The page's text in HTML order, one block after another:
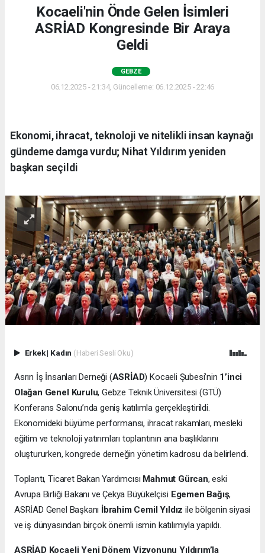
Kocaeli'nin Önde Gelen İsimleri
ASRİAD Kongresinde Bir Araya
Geldi
GEBZE
06.12.2025 - 21:34, Güncelleme: 06.12.2025 - 22:46
Ekonomi, ihracat, teknoloji ve nitelikli insan kaynağı
gündeme damga vurdu; Nihat Yıldırım yeniden
başkan seçildi
Erkek| Kadın (Haberi Sesli Oku)
Asrın İş İnsanları Derneği (ASRİAD) Kocaeli Şubesi’nin 1’inci
Olağan Genel Kurulu, Gebze Teknik Üniversitesi (GTÜ)
Konferans Salonu’nda geniş katılımla gerçekleştirildi.
Ekonomideki büyüme performansı, ihracat rakamları, mesleki
eğitim ve teknoloji yatırımları toplantının ana başlıklarını
oluştururken, kongrede derneğin yönetim kadrosu da belirlendi.
Toplantı, Ticaret Bakan Yardımcısı Mahmut Gürcan, eski
Avrupa Birliği Bakanı ve Çekya Büyükelçisi Egemen Bağış,
ASRİAD Genel Başkanı İbrahim Cemil Yıldız ile bölgenin siyasi
ve iş dünyasından birçok önemli ismin katılımıyla yapıldı.
ASRİAD Kocaeli Yeni Dönem Vizyonunu Yıldırım’la